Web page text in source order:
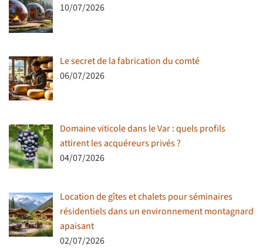
10/07/2026
Le secret de la fabrication du comté
06/07/2026
Domaine viticole dans le Var : quels profils
attirent les acquéreurs privés ?
04/07/2026
Location de gîtes et chalets pour séminaires
résidentiels dans un environnement montagnard
apaisant
02/07/2026